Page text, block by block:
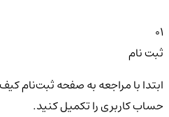
01
ثبت نام
ابتدا با مراجعه به صفحه ثبت‌نام
حساب کاربری را تکمیل کنید.